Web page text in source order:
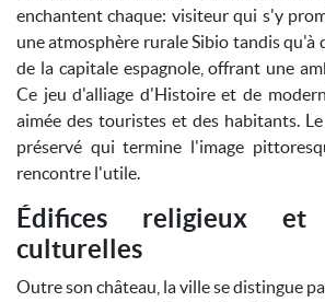
enchantent chaque: visiteur qui s'y
une atmosphère rurale Sibio tandis qu'à
de la capitale espagnole, offrant une
Ce jeu d'alliage d'Histoire et de
aimée des touristes et des habitants.
préservé qui termine l'image
rencontre l'utile.
Édifices religieux et
culturelles
Outre son château, la ville se distingue